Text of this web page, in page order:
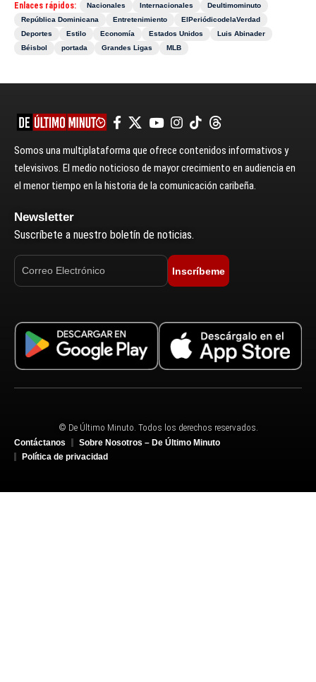
Enlaces rápidos: Nacionales Internacionales
Deultimominuto
República Dominicana
Entretenimiento
ElPeriódicodelaVerdad
Deportes
Estilo Economía Estados Unidos
Luis Abinader
Béisbol
portada Grandes Ligas MLB
Somos una multiplataforma que ofrece contenidos informativos y
televisivos. El medio noticioso de mayor crecimiento en audiencia en
el menor tiempo en la historia de la comunicación caribeña.
Newsletter
Suscríbete a nuestro boletín de noticias.
Inscríbeme
© De Último Minuto. Todos los derechos reservados.
Contáctanos
Sobre Nosotros – De Último Minuto
Política de privacidad